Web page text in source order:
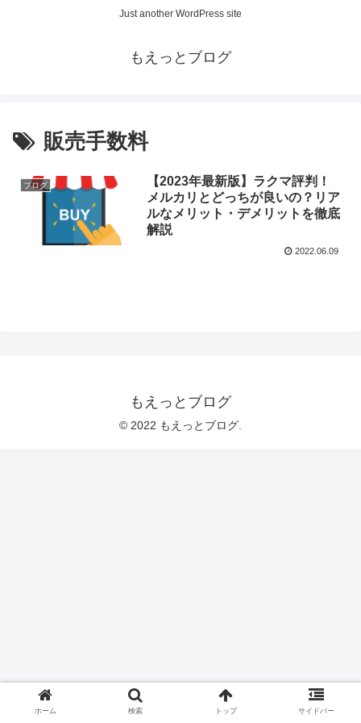
Just another WordPress site
もえっとブログ
販売手数料
ブログ
【2023年最新版】ラクマ評判！
メルカリとどっちが良いの？リア
ルなメリット・デメリットを徹底
解説
2022.06.09
もえっとブログ
© 2022 もえっとブログ.
ホーム 検索 トップ サイドバー